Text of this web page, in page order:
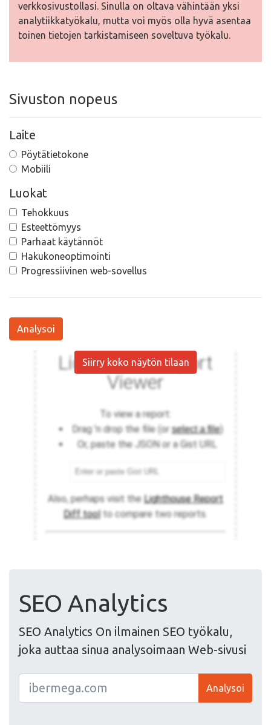
verkkosivustollasi. Sinulla on oltava vähintään yksi
analytiikkatyökalu, mutta voi myös olla hyvä asentaa
toinen tietojen tarkistamiseen soveltuva työkalu.
Sivuston nopeus
Laite
Pöytätietokone
Mobiili
Luokat
Tehokkuus
Esteettömyys
Parhaat käytännöt
Hakukoneoptimointi
Progressiivinen web-sovellus
Analysoi
Siirry koko näytön tilaan
SEO Analytics
SEO Analytics On ilmainen SEO työkalu,
joka auttaa sinua analysoimaan Web-sivusi
Analysoi